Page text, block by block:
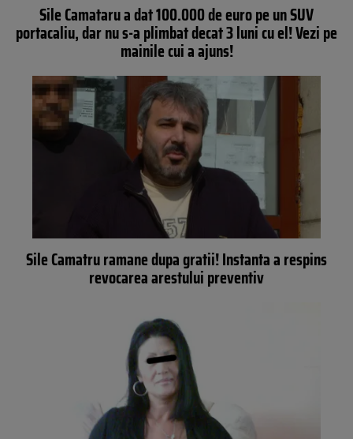
Sile Camataru a dat 100.000 de euro pe un SUV
portacaliu, dar nu s-a plimbat decat 3 luni cu el! Vezi pe
mainile cui a ajuns!
Sile Camatru ramane dupa gratii! Instanta a respins
revocarea arestului preventiv